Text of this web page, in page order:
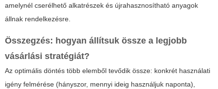
amelynél cserélhető alkatrészek és újrahasznosítható anyagok
állnak rendelkezésre.
Összegzés: hogyan állítsuk össze a legjobb
vásárlási stratégiát?
Az optimális döntés több elemből tevődik össze: konkrét használati
igény felmérése (hányszor, mennyi ideig használjuk naponta),